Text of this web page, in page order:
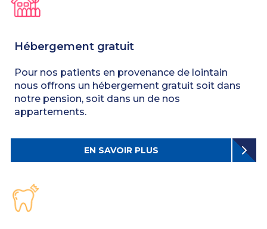
Hébergement gratuit
Pour nos patients en provenance de lointain
nous offrons un hébergement gratuit soit dans
notre pension, soit dans un de nos
appartements.
EN SAVOIR PLUS